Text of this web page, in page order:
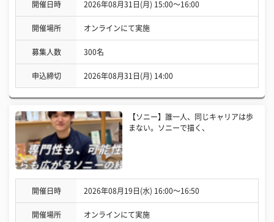
開催日時 2026年08月31日(月) 15:00〜16:00
開催場所 オンラインにて実施
募集人数 300名
申込締切 2026年08月31日(月) 14:00
【ソニー】誰一人、同じキャリアは歩
まない。ソニーで描く、
開催日時 2026年08月19日(水) 16:00〜16:50
開催場所 オンラインにて実施